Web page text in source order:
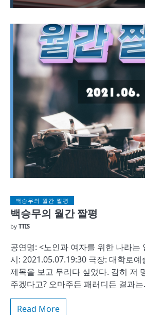
백승무의 월간 짤평
백승무의 월간 짤평
by TTIS
공연명: <노인과 여자를 위한 나라는
시: 2021.05.07.19:30 극장: 대학로
제목을 보고 무리다 싶었다. 감히 저
주겠다고? 오마주든 패러디든 결과
Read More